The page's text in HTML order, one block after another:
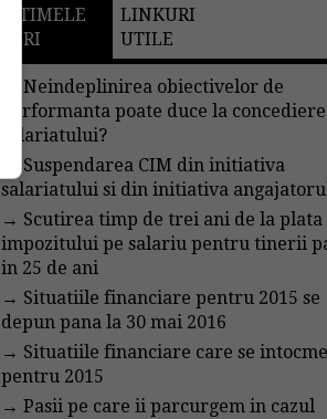
ULTIMELE
STIRI
LINKURI
UTILE
→Neindeplinirea obiectivelor de
performanta poate duce la
salariatului?
Suspendarea CIM din initiativa
salariatului si din initiativa
→ Scutirea timp de trei ani de la plata
impozitului pe salariu pentru tinerii
in 25 de ani
→ Situatiile financiare pentru 2015 se
depun pana la 30 mai 2016
→ Situatiile financiare care se
pentru 2015
→Pasii pe care ii parcurgem in cazul